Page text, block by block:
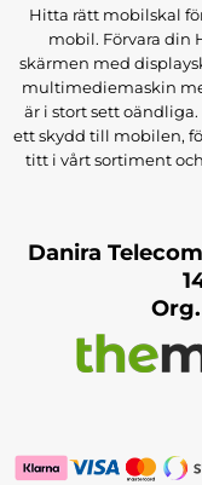
Hitta rätt mobilskal
mobil. Förvara din
skärmen med
multimediemaskin
är i stort sett oändliga.
ett skydd till mobilen,
titt i vårt sortiment
Danira